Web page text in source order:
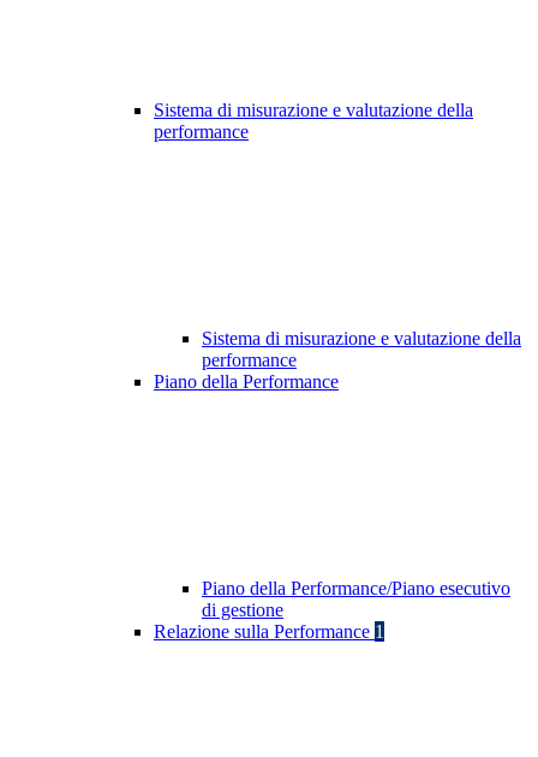
Sistema di misurazione e valutazione della
performance
Sistema di misurazione e valutazione della
performance
Piano della Performance
Piano della Performance/Piano esecutivo
di gestione
Relazione sulla Performance 1